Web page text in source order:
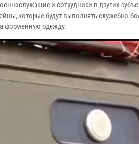
и сотрудники в других
которые будут выполнять служебно-
форменную одежду.